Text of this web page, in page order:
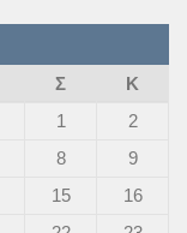
Σ
Κ
1
2
8
9
15
16